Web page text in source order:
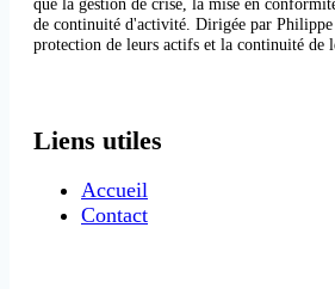
de continuité d'activité. Dirigée par Philippe
protection de leurs actifs et la continuité de
Liens utiles
Accueil
Contact